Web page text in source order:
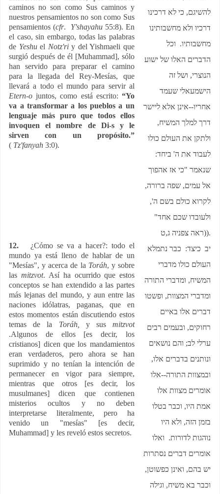
caminos no son como Sus caminos y
nuestros pensamientos no son como Sus
pensamientos (cfr. Y'shayahu55:8). En
el caso, sin embargo, todas las palabras
de Yeshuel Notz'riy del Yishmaeli que
surgió después de él [Muhammad], sólo
han servido para preparar el camino
para la llegada del Rey-Mesías, que
llevará a todo el mundo para servir al
Etern-o juntos, como está escrito: “Yo
va a transformar a los pueblos a un
lenguaje más puro que todos ellos
invoquen el nombre de Di-s y le
sirven con un propósito.”
( Tz'fanyah 3:0).
להשיגם, כי לא דרכינו
דרכיו ולא מחשבותינו
מחשבותיו. וכל
הדברים האלו של ישוע
הנוצרי, ושל זה
הישמעאלי שעמד
אחריו--אינן אלא ליישר
דרך למלך המשיח,
ולתקן את העולם כולו
לעבוד את ה' ביחד:
שנאמר "כי אז אהפוך
אל עמים, שפה ברורה,
לקרוא כולם בשם ה',
ולעובדו שכם אחד"
(ראה צפניה ג,ט).
12. ¿Cómo se va a hacer?: todo el
mundo ya está lleno de hablar de un
"Mesías", y acerca de la Toráh, y sobre
las mitzvot. Así ha ocurrido que estos
conceptos se han extendido a las partes
más lejanas del mundo, y aun entre las
naciones idólatras, paganas, que en
estos momentos están discutiendo estos
temas de la Toráh, y sus mitzvot
.Algunos de ellos [es decir, los
cristianos] dicen que los mandamientos
eran verdaderos, pero ahora se han
suprimido y no tenían la intención de
permanecer en vigor para siempre,
mientras que otros [es decir, los
musulmanes] dicen que contienen
misterios ocultos y no deben
interpretarse literalmente, pero ha
venido un "mesías" [es decir,
Muhammad] y les reveló estos secretos.
יב כיצד: כבר נתמלא
העולם כולו מדברי
המשיח, ומדברי התורה
ומדברי המצוות, ופשטו
דברים אלו באיים
רחוקים, ובעמים רבים
ערלי לב; והם נושאים
ונותנים בדברים אלו,
ובמצוות התורה--אלו
אומרים מצוות אלו
אמת היו, וכבר בטלו
בזמן הזה, ולא היו
נוהגות לדורות. ואלו
אומרים דברים נסתרות
יש בהם, ואינן כפשוטן,
וכבר בא משיח, וגילה